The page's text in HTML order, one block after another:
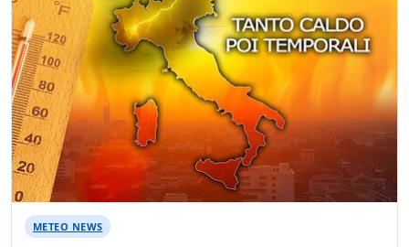
METEO NEWS